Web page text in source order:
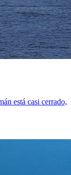
está casi cerrado,